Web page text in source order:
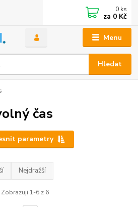
Menu
Hledat
0 ks
za 0 Kč
čas
parametry
Nejdražší
Zobrazuji 1-6 z 6